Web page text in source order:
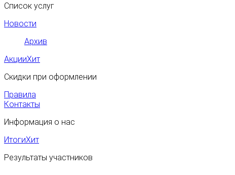
Список услуг
Новости
Архив
АкцииХит
Скидки при оформлении
Правила
Контакты
Информация о нас
ИтогиХит
Результаты участников